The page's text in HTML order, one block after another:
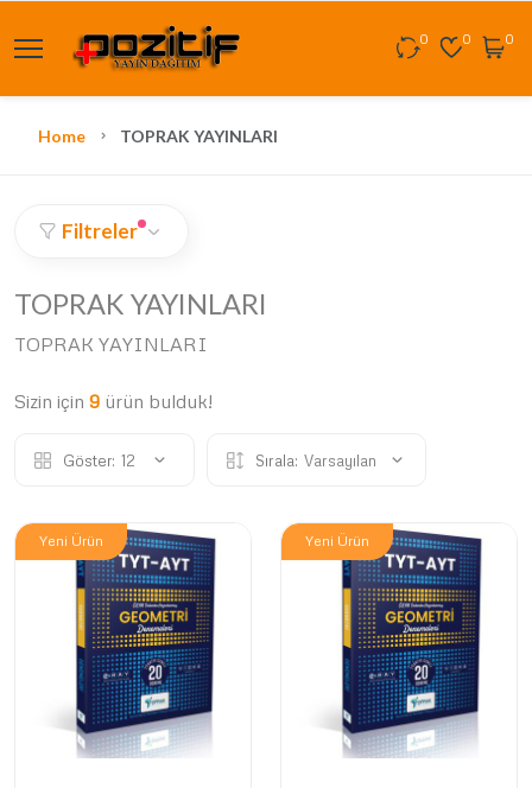
0 0 0
Home TOPRAK YAYINLARI
Filtreler
TOPRAK YAYINLARI
TOPRAK YAYINLARI
Sizin için 9 ürün bulduk!
Göster: 12 Sırala: Varsayılan
Yeni Ürün Yeni Ürün